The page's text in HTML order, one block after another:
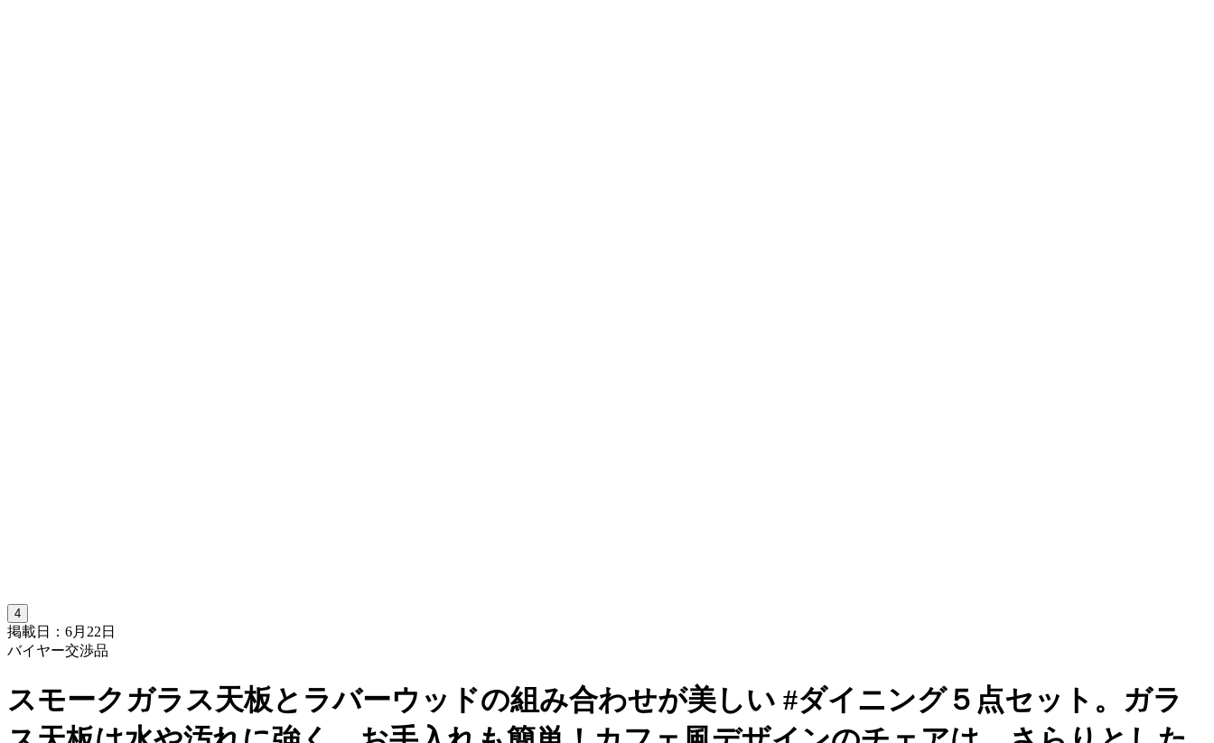
4
掲載日：6月22日
バイヤー交渉品
スモークガラス天板とラバーウッドの組み合わせが美しい #ダイニング５点セット。ガラ